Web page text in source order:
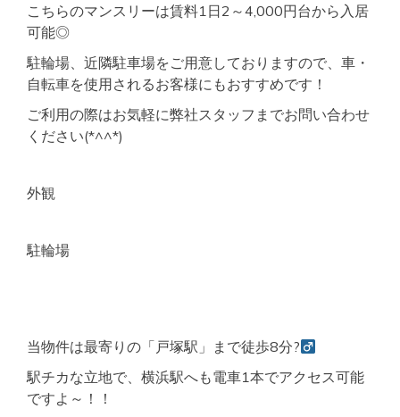
こちらのマンスリーは賃料1日2～4,000円台から入居
可能◎
駐輪場、近隣駐車場をご用意しておりますので、車・
自転車を使用されるお客様にもおすすめです！
ご利用の際はお気軽に弊社スタッフまでお問い合わせ
ください(*^^*)
外観
駐輪場
当物件は最寄りの「戸塚駅」まで徒歩8分?‍
駅チカな立地で、横浜駅へも電車1本でアクセス可能
ですよ～！！